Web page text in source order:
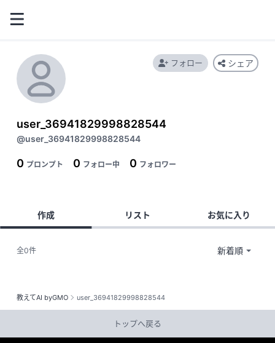
教えてAI byGMO user_36941829998828544
user_36941829998828544
@user_36941829998828544
0 プロンプト 0 フォロー中 0 フォロワー
フォロー シェア
作成 リスト お気に入り
全0件
トップへ戻る